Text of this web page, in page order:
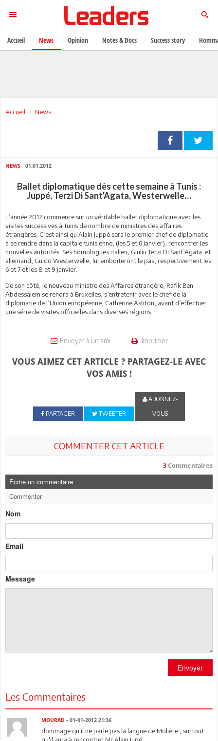
Accueil News
NEWS - 01.01.2012
Ballet diplomatique dès cette semaine à Tunis :
Juppé, Terzi Di Sant'Agata, Westerwelle…
L’année 2012 commence sur un véritable ballet diplomatique avec les
visites successives à Tunis de nombre de ministres des affaires
étrangères. C’est ainsi qu’Alain Juppé sera le premier chef de diplomatie
à se rendre dans la capitale tunisienne, (les 5 et 6 janvier), rencontrer les
nouvelles autorités. Ses homologues italien, Giuliu Terzi Di Sant’Agata et
allemand, Guido Westerwelle, lui emboiteront le pas, respectivement les
6 et 7 et les 8 et 9 janvier.
De son côté, le nouveau ministre des Affaires étrangère, Rafik Ben
Abdessalem se rendra à Bruxelles, s’entretenir avec le chef de la
diplomatie de l’Union européenne, Catherine Ashton, avant d’effectuer
une série de visites officielles dans diverses régions.
Envoyer à un ami Imprimer
VOUS AIMEZ CET ARTICLE ? PARTAGEZ-LE AVEC
VOS AMIS !
PARTAGER TWEETER
ABONNEZ-
VOUS
COMMENTER CET ARTICLE
3 Commentaires
Ecrire un commentaire
Commenter
Nom
Email
Message
Envoyer
Les Commentaires
MOURAD - 01-01-2012 21:36
dommage qu'il ne parle pas la langue de Molière , surtout
Accueil News Opinion Notes & Docs Success story